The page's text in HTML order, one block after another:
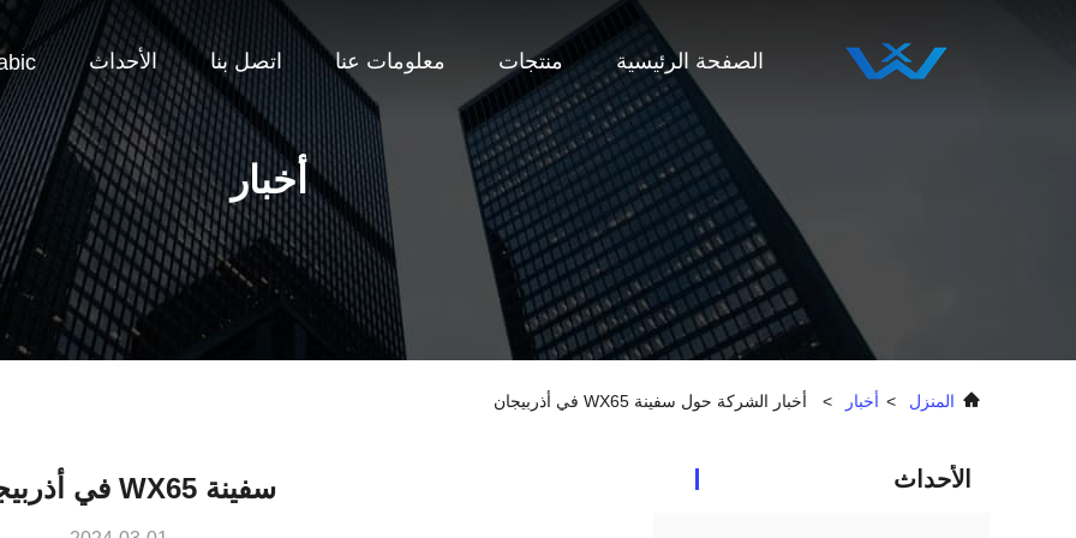
الصفحة الرئيسية منتجات معلومات عنا اتصل بنا الأحداث
أخبار
المنزل > أخبار > أخبار الشركة حول سفينة WX65 في أذربيجان
الأحداث سفينة WX65 في أذربيجان